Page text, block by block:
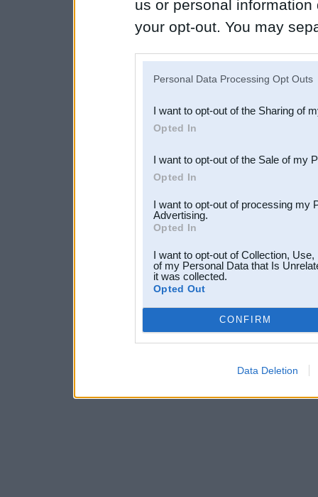
us or personal
your opt-out. You may
Downstream Participants
third parties.
Personal Data Processing Opt Outs
I want to opt-out of the Sharing of
Opted In
I want to opt-out of the Sale of my
Opted In
I want to opt-out of processing my
Advertising.
Opted In
I want to opt-out of Collection,
of my Personal Data that Is
it was collected.
Opted Out
CONFIRM
Data Deletion